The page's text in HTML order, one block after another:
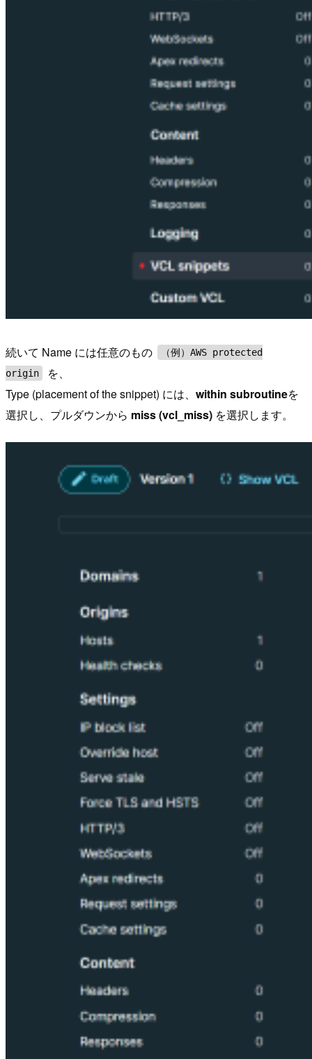
続いて Name には任意のもの
（例）AWS protected
origin
を、
Type (placement of the snippet) には、 within subroutineを
選択し、プルダウンから miss (vcl_miss) を選択します。